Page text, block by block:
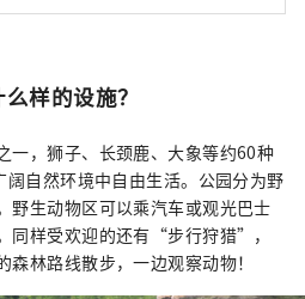
样的设施？
一，狮子、长颈鹿、大象等约60种
自然环境中自由生活。公园分为野
野生动物区可以乘汽车或观光巴士
同样受欢迎的还有“步行狩猎”，
林路线散步，一边观察动物！